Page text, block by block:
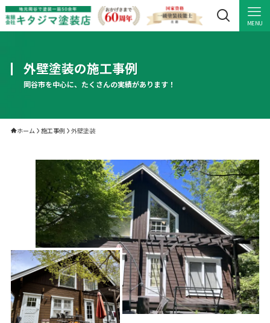
MENU
外壁塗装の施工事例
岡谷市を中心に、たくさんの実績があります！
ホーム 施工事例 外壁塗装